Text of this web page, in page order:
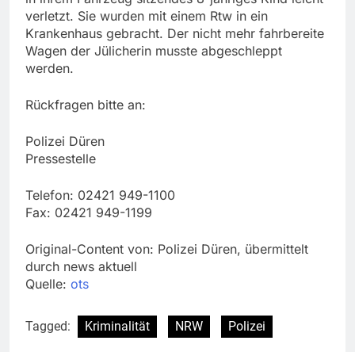
verletzt. Sie wurden mit einem Rtw in ein
Krankenhaus gebracht. Der nicht mehr fahrbereite
Wagen der Jülicherin musste abgeschleppt
werden.
Rückfragen bitte an:
Polizei Düren
Pressestelle
Telefon: 02421 949-1100
Fax: 02421 949-1199
Original-Content von: Polizei Düren, übermittelt
durch news aktuell
Quelle: ots
Tagged: Kriminalität NRW Polizei